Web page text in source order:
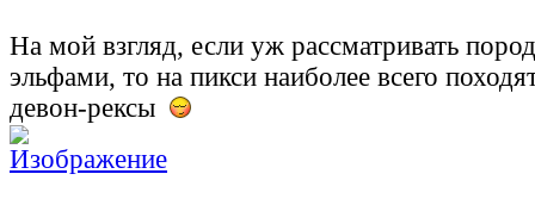
На мой взгляд, если уж рассматривать
эльфами, то на пикси наиболее всего
девон-рексы